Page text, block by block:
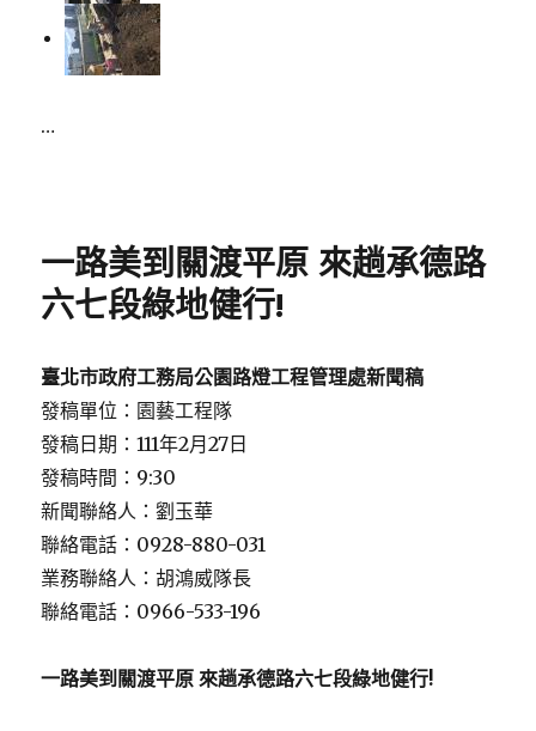
…
一路美到關渡平原 來趟承德路
六七段綠地健行!
臺北市政府工務局公園路燈工程管理處新聞稿
發稿單位：園藝工程隊
發稿日期：111年2月27日
發稿時間：9:30
新聞聯絡人：劉玉華
聯絡電話：0928-880-031
業務聯絡人：胡鴻威隊長
聯絡電話：0966-533-196
一路美到關渡平原 來趟承德路六七段綠地健行!